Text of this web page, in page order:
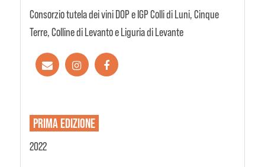
Consorzio tutela dei vini DOP e IGP Colli di Luni, Cinque
Terre, Colline di Levanto e Liguria di Levante
PRIMA EDIZIONE
2022